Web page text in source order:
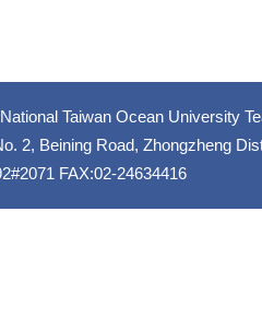
Taiwan Ocean University
2, Beining Road, Zhongzheng
FAX:02-24634416